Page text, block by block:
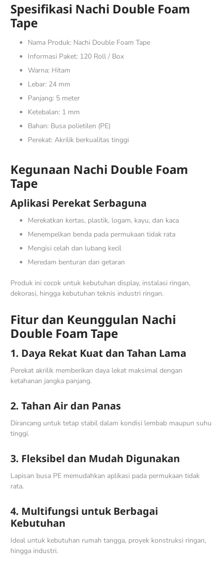
Spesifikasi Nachi Double Foam
Tape
Nama Produk: Nachi Double Foam Tape
Informasi Paket: 120 Roll / Box
Warna: Hitam
Lebar: 24 mm
Panjang: 5 meter
Ketebalan: 1 mm
Bahan: Busa polietilen (PE)
Perekat: Akrilik berkualitas tinggi
Kegunaan Nachi Double Foam
Tape
Aplikasi Perekat Serbaguna
Merekatkan kertas, plastik, logam, kayu, dan kaca
Menempelkan benda pada permukaan tidak rata
Mengisi celah dan lubang kecil
Meredam benturan dan getaran
Produk ini cocok untuk kebutuhan display, instalasi ringan,
dekorasi, hingga kebutuhan teknis industri ringan.
Fitur dan Keunggulan Nachi
Double Foam Tape
1. Daya Rekat Kuat dan Tahan Lama
Perekat akrilik memberikan daya lekat maksimal dengan
ketahanan jangka panjang.
2. Tahan Air dan Panas
Dirancang untuk tetap stabil dalam kondisi lembab maupun suhu
tinggi.
3. Fleksibel dan Mudah Digunakan
Lapisan busa PE memudahkan aplikasi pada permukaan tidak
rata.
4. Multifungsi untuk Berbagai
Kebutuhan
Ideal untuk kebutuhan rumah tangga, proyek konstruksi ringan,
hingga industri.